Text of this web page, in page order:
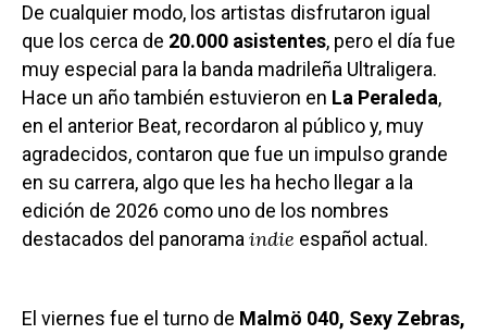
De cualquier modo, los artistas disfrutaron igual
que los cerca de 20.000 asistentes, pero el día fue
muy especial para la banda madrileña Ultraligera.
Hace un año también estuvieron en La Peraleda,
en el anterior Beat, recordaron al público y, muy
agradecidos, contaron que fue un impulso grande
en su carrera, algo que les ha hecho llegar a la
edición de 2026 como uno de los nombres
destacados del panoramaindie español actual.
El viernes fue el turno de Malmö 040, Sexy Zebras,